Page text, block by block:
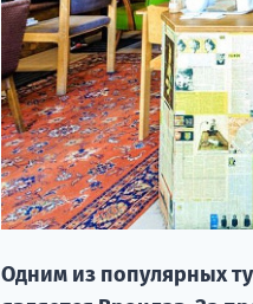
Одним из популярных